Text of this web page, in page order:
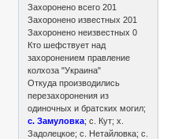
Захоронено всего 201
Захоронено известных 201
Захоронено неизвестных 0
Кто шефствует над
захоронением правление
колхоза "Украина"
Откуда производились
перезахоронения из
одиночных и братских могил;
с. Замуловка; с. Кут; х.
Задолецкое; с. Нетайловка; с.